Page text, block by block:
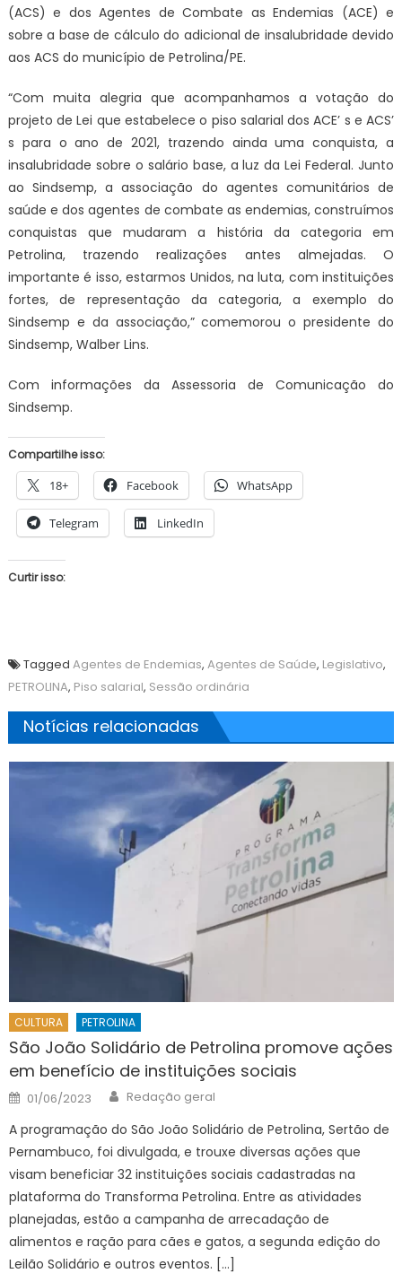
(ACS) e dos Agentes de Combate as Endemias (ACE) e
sobre a base de cálculo do adicional de insalubridade devido
aos ACS do município de Petrolina/PE.
“Com muita alegria que acompanhamos a votação do
projeto de Lei que estabelece o piso salarial dos ACE’ s e ACS’
s para o ano de 2021, trazendo ainda uma conquista, a
insalubridade sobre o salário base, a luz da Lei Federal. Junto
ao Sindsemp, a associação do agentes comunitários de
saúde e dos agentes de combate as endemias, construímos
conquistas que mudaram a história da categoria em
Petrolina, trazendo realizações antes almejadas. O
importante é isso, estarmos Unidos, na luta, com instituições
fortes, de representação da categoria, a exemplo do
Sindsemp e da associação,” comemorou o presidente do
Sindsemp, Walber Lins.
Com informações da Assessoria de Comunicação do
Sindsemp.
Compartilhe isso:
18+ Facebook WhatsApp
Telegram LinkedIn
Curtir isso:
Tagged Agentes de Endemias, Agentes de Saúde, Legislativo,
PETROLINA, Piso salarial, Sessão ordinária
Notícias relacionadas
CULTURA PETROLINA
São João Solidário de Petrolina promove ações
em benefício de instituições sociais
Posted
on
01/06/2023 Author
Redação geral
A programação do São João Solidário de Petrolina, Sertão de
Pernambuco, foi divulgada, e trouxe diversas ações que
visam beneficiar 32 instituições sociais cadastradas na
plataforma do Transforma Petrolina. Entre as atividades
planejadas, estão a campanha de arrecadação de
alimentos e ração para cães e gatos, a segunda edição do
Leilão Solidário e outros eventos. […]